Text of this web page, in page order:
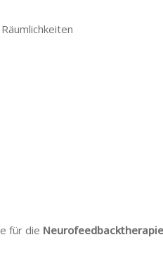
Räumlichkeiten
für die Neurofeedbacktherapie